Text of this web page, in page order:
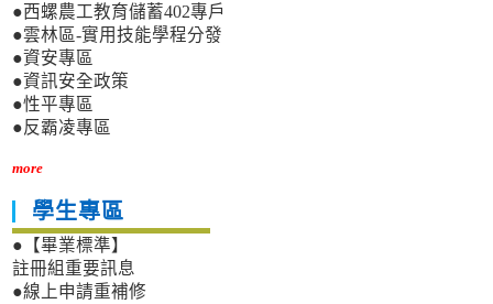
●西螺農工教育儲蓄402專戶
●雲林區-實用技能學程分發
●資安專區
●資訊安全政策
●性平專區
●反霸凌專區
more
學生專區
●【畢業標準】
註冊組重要訊息
●線上申請重補修